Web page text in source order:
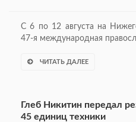
С 6 по 12 августа на
47-я международная
ЧИТАТЬ ДАЛЕЕ
Глеб Никитин передал
45 единиц техники